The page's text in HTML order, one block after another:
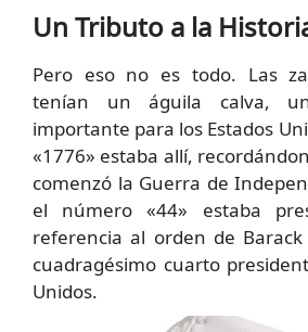
Un Tributo a la
Pero eso no es todo. Las
tenían un águila calva,
importante para los Estados
«1776» estaba allí,
comenzó la Guerra de
el número «44» estaba
referencia al orden de
cuadragésimo cuarto
Unidos.